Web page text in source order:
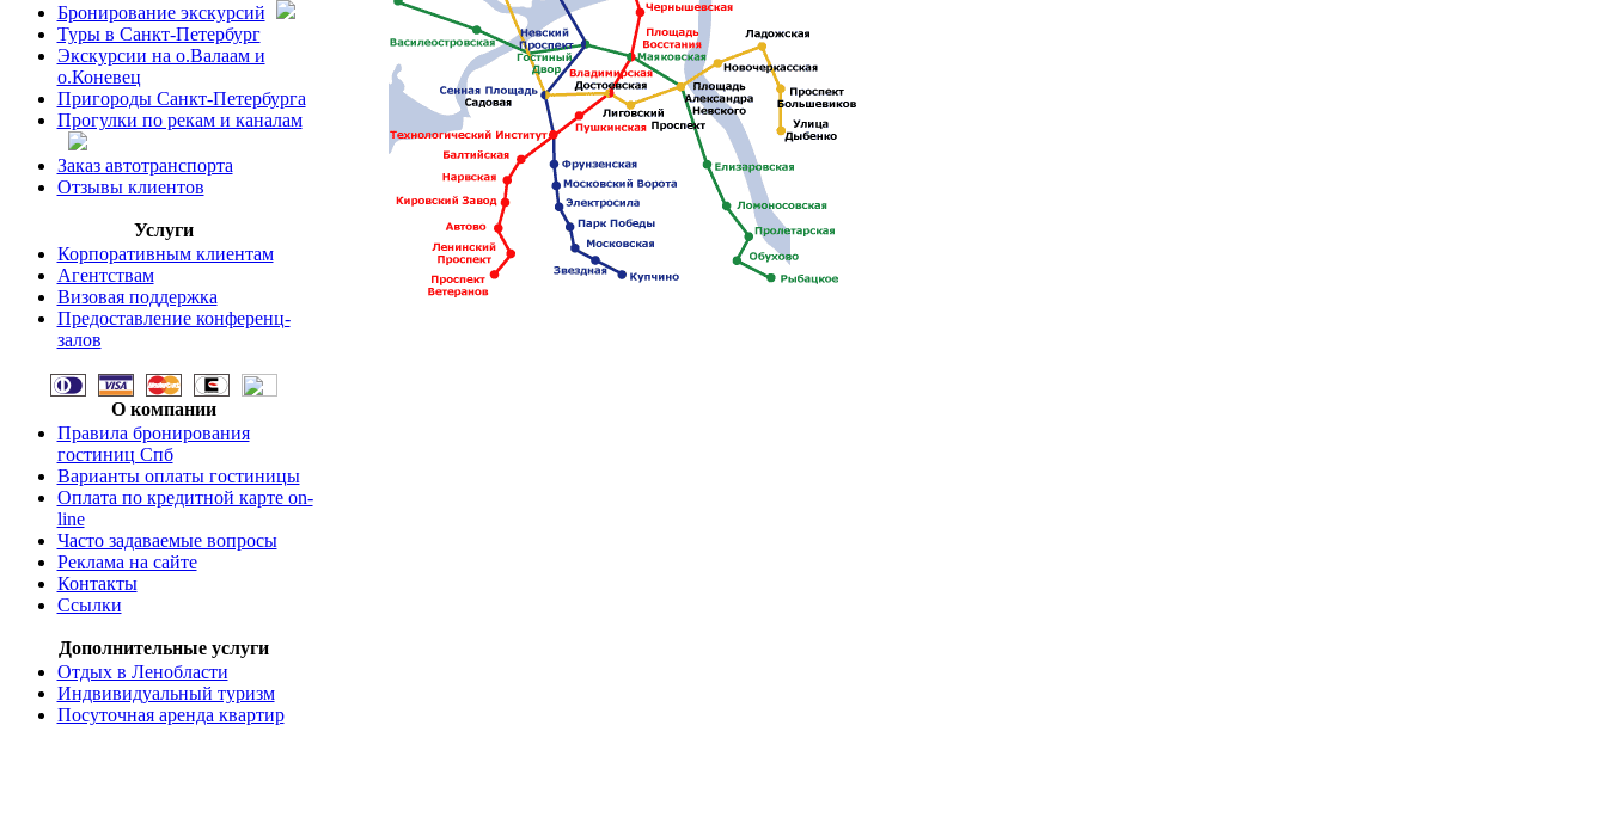
Бронирование экскурсий
Туры в Санкт-Петербург
Экскурсии на о.Валаам и
о.Коневец
Пригороды Санкт-Петербурга
Прогулки по рекам и каналам
Заказ автотранспорта
Отзывы клиентов
Услуги
Корпоративным клиентам
Агентствам
Визовая поддержка
Предоставление конференц-
залов
О компании
Правила бронирования
гостиниц Спб
Варианты оплаты гостиницы
Оплата по кредитной карте on-
line
Часто задаваемые вопросы
Реклама на сайте
Контакты
Ссылки
Дополнительные услуги
Отдых в Ленобласти
Индвивидуальный туризм
Посуточная аренда квартир